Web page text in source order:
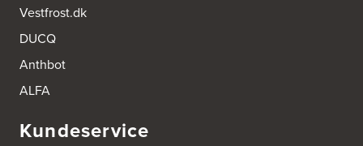
Vestfrost.dk
DUCQ
Anthbot
ALFA
Kundeservice